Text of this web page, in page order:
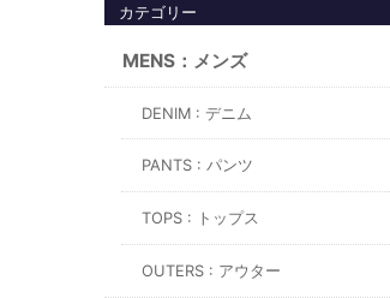
カテゴリー
MENS：メンズ
DENIM : デニム
PANTS : パンツ
TOPS : トップス
OUTERS : アウター